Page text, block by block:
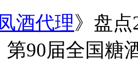
酒代理》盘
第90届全国糖